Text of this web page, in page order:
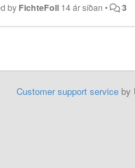
by FichteFoll 14 ár síðan • 3
Customer support serviceby